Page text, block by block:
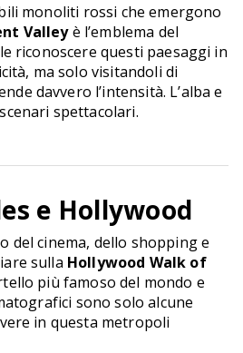
monoliti rossi che emergono
Valleyè l’emblema del
riconoscere questi paesaggi in
ma solo visitandoli di
davvero l’intensità. L’alba e
spettacolari.
e Hollywood
del cinema, dello shopping e
sulla Hollywood Walk of
più famoso del mondo e
sono solo alcune
in questa metropoli